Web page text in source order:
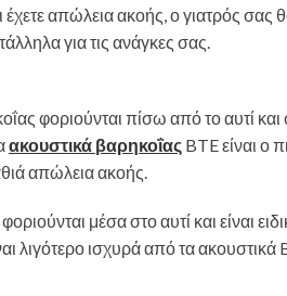
απώλεια ακοής, ο γιατρός σας
για τις ανάγκες σας.
φοριούνται πίσω από το αυτί και
ακουστικά βαρηκοΐας BTE είναι ο
απώλεια ακοής.
μέσα στο αυτί και είναι
λιγότερο ισχυρά από τα